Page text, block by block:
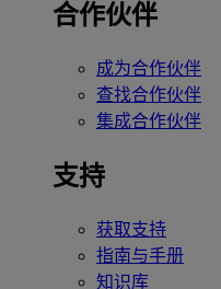
合作伙伴
成为合作伙伴
查找合作伙伴
集成合作伙伴
支持
获取支持
指南与手册
知识库